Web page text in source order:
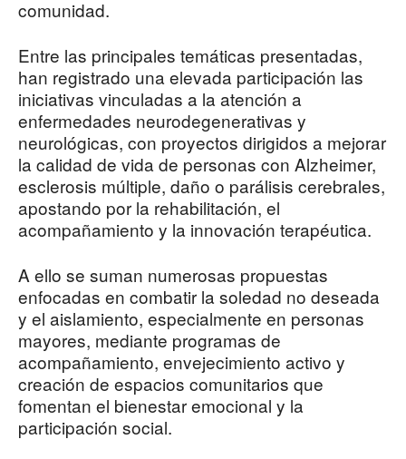
comunidad.
Entre las principales temáticas presentadas,
han registrado una elevada participación las
iniciativas vinculadas a la atención a
enfermedades neurodegenerativas y
neurológicas, con proyectos dirigidos a mejorar
la calidad de vida de personas con Alzheimer,
esclerosis múltiple, daño o parálisis cerebrales,
apostando por la rehabilitación, el
acompañamiento y la innovación terapéutica.
A ello se suman numerosas propuestas
enfocadas en combatir la soledad no deseada
y el aislamiento, especialmente en personas
mayores, mediante programas de
acompañamiento, envejecimiento activo y
creación de espacios comunitarios que
fomentan el bienestar emocional y la
participación social.